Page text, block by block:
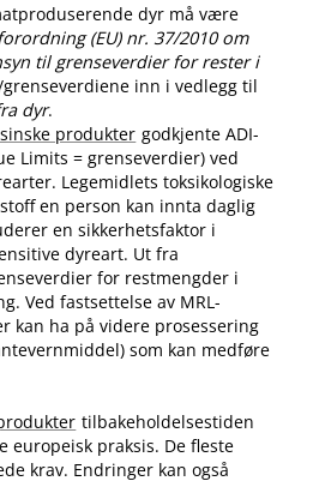
dyr må være
forordning (EU) nr. 37/2010 om
til grenseverdier for rester i
inn i vedlegg til
dyr.
produkter godkjente ADI-
Limits = grenseverdier) ved
Legemidlets toksikologiske
en person kan innta daglig
en sikkerhetsfaktor i
dyreart. Ut fra
for restmengder i
Ved fastsettelse av MRL-
kan ha på videre prosessering
som kan medføre
tilbakeholdelsestiden
europeisk praksis. De fleste
krav. Endringer kan også